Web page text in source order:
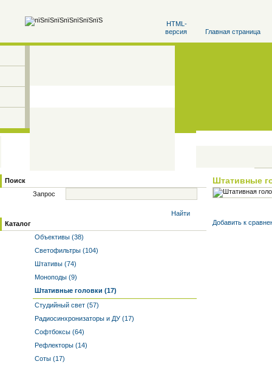
HTML-
версия
Главная страница
Поиск
Запрос
Найти
Каталог
Объективы (38)
Светофильтры (104)
Штативы (74)
Моноподы (9)
Штативные головки (17)
Студийный свет (57)
Радиосинхронизаторы и ДУ (17)
Софтбоксы (64)
Рефлекторы (14)
Соты (17)
Штативные
Добавить к